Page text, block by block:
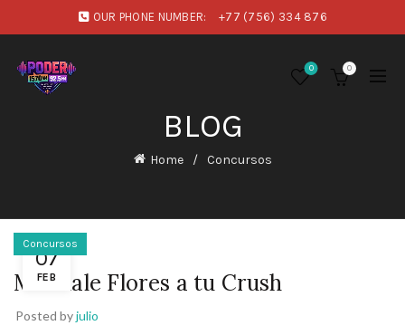
OUR PHONE NUMBER: +77 (756) 334 876
0 0
BLOG
Home Concursos
07
FEB
Concursos
Mandale Flores a tu Crush
Posted byjulio